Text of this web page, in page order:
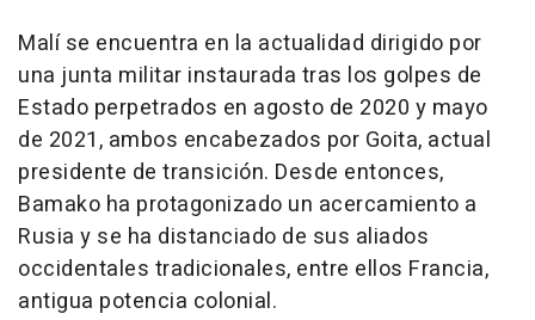
Malí se encuentra en la actualidad dirigido por
una junta militar instaurada tras los golpes de
Estado perpetrados en agosto de 2020 y mayo
de 2021, ambos encabezados por Goita, actual
presidente de transición. Desde entonces,
Bamako ha protagonizado un acercamiento a
Rusia y se ha distanciado de sus aliados
occidentales tradicionales, entre ellos Francia,
antigua potencia colonial.